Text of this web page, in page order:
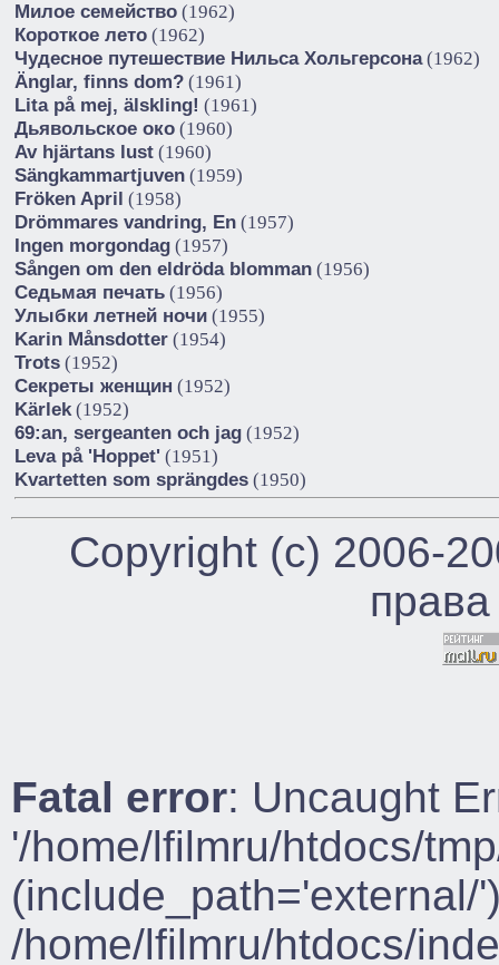
Милое семейство (1962)
Короткое лето (1962)
Чудесное путешествие Нильса Хольгерсона(1962)
Änglar, finns dom? (1961)
Lita på mej, älskling! (1961)
Дьявольское око (1960)
Av hjärtans lust (1960)
Sängkammartjuven (1959)
Fröken April (1958)
Drömmares vandring, En (1957)
Ingen morgondag (1957)
Sången om den eldröda blomman (1956)
Седьмая печать (1956)
Улыбки летней ночи (1955)
Karin Månsdotter (1954)
Trots (1952)
Секреты женщин (1952)
Kärlek (1952)
69:an, sergeanten och jag (1952)
Leva på 'Hoppet' (1951)
Kvartetten som sprängdes (1950)
Copyright (c) 2006-
Fatal error: Uncaught
'/home/lfilmru/htdocs/
(include_path='external/
/home/lfilmru/htdocs/